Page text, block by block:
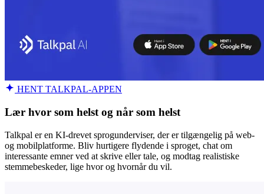
HENT TALKPAL-APPEN
Lær hvor som helst og når som helst
Talkpal er en KI-drevet sprogunderviser, der er tilgængelig på web-
og mobilplatforme. Bliv hurtigere flydende i sproget, chat om
interessante emner ved at skrive eller tale, og modtag realistiske
stemmebeskeder, lige hvor og hvornår du vil.